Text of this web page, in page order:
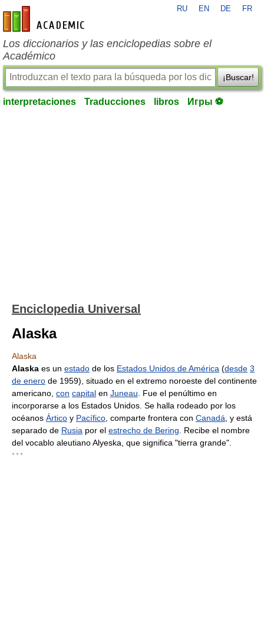
es-academic.com
RU EN DE FR
Los diccionarios y las enciclopedias sobre el
Académico
¡Buscar!
interpretaciones Traducciones libros Игры ⚽
Enciclopedia Universal
Alaska
Alaska
Alaska es un estado de los Estados Unidos de América (desde 3
de enero de 1959), situado en el extremo noroeste del continente
americano, con capital en Juneau . Fue el penúltimo en
incorporarse a los Estados Unidos. Se halla rodeado por los
océanos Ártico y Pacífico , comparte frontera con Canadá , y está
separado de Rusia por el estrecho de Bering . Recibe el nombre
del vocablo aleutiano Alyeska, que significa "tierra grande".
* * *